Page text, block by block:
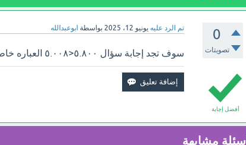
0
تصويتات
تم الرد عليه يونيو 12، 2025 بواسطة ابوعبدالله
أفضل إجابة
سوف تجد إجابة سؤال ٥.٨٠٠<٥.٠٠٨ العباره خاطئه ام صحيحه بالأعلى.
أسئلة مشابهة